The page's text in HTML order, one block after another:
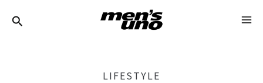
LIFESTYLE
Navigation